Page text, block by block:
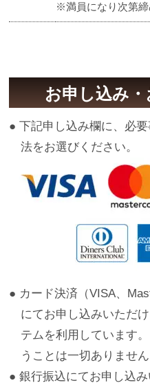
※満員になり次第締
お申し込み
● 下記申し込み欄に、必
法をお選びください。
● カード決済（VISA、
にてお申し込みいただ
テムを利用しています
うことは一切ありません
● 銀行振込にてお申し込